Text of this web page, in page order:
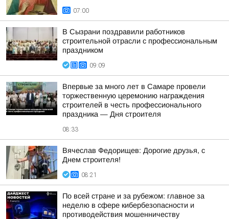
07:00
В Сызрани поздравили работников
строительной отрасли с профессиональным
праздником
09:09
Впервые за много лет в Самаре провели
торжественную церемонию награждения
строителей в честь профессионального
праздника — Дня строителя
08:33
Вячеслав Федорищев: Дорогие друзья, с
Днем строителя!
08:21
По всей стране и за рубежом: главное за
неделю в сфере кибербезопасности и
противодействия мошенничеству